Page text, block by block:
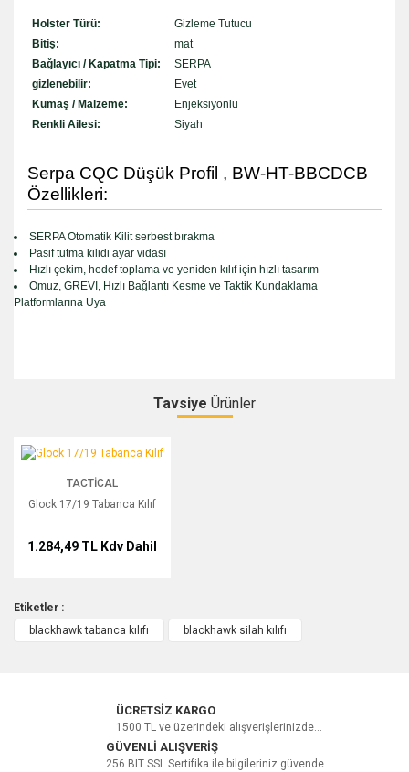
Holster Türü:
Gizleme Tutucu
Bitiş:
mat
Bağlayıcı / Kapatma Tipi:
SERPA
gizlenebilir:
Evet
Kumaş / Malzeme:
Enjeksiyonlu
Renkli Ailesi:
Siyah
Serpa CQC Düşük Profil , BW-HT-BBCDCB
Özellikleri:
SERPA Otomatik Kilit serbest bırakma
Pasif tutma kilidi ayar vidası
Hızlı çekim, hedef toplama ve yeniden kılıf için hızlı tasarım
Omuz, GREVİ, Hızlı Bağlantı Kesme ve Taktik Kundaklama
Platformlarına Uya
Tavsiye Ürünler
Glock 17/19 Tabanca Kılıf
TACTICAL
Glock 17/19 Tabanca Kılıf
1.284,49 TL Kdv Dahil
Etiketler :
blackhawk tabanca kılıfı
blackhawk silah kılıfı
ÜCRETSİZ KARGO
1500 TL ve üzerindeki alışverişlerinizde...
GÜVENLİ ALIŞVERİŞ
256 BIT SSL Sertifika ile bilgileriniz güvende...